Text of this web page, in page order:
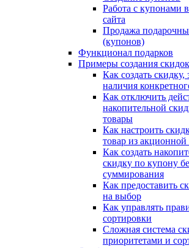
Работа с купонами
сайта
Продажа
(купонов)
Функционал подарков
Примеры создания скидок
Как создать
наличия
Как отключить
накопительной
товары
Как настроить
товар из акционной
Как создать
скидку по купону
суммирования
Как предоставить
на выбор
Как управлять
сортировки
Сложная система
приоритетами и